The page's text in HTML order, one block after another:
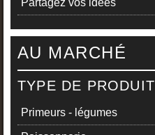
Partagez vos idées
AU MARCHÉ
TYPE DE PRODUIT
Primeurs - légumes